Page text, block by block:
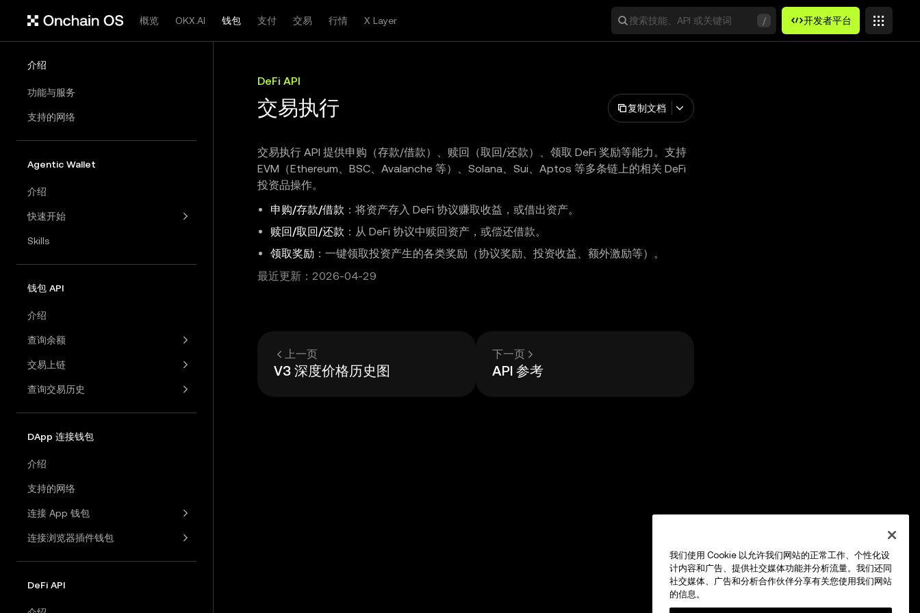
概览 OKX.AI 钱包 支付 交易 行情 X Layer 搜索技能、API 或关键词 / 开发者平台
介绍
功能与服务
支持的网络
Agentic Wallet
介绍
快速开始
Skills
钱包 API
介绍
查询余额
交易上链
查询交易历史
DApp 连接钱包
介绍
支持的网络
连接 App 钱包
连接浏览器插件钱包
DeFi API
DeFi API
交易执行 复制文档
交易执行 API 提供申购（存款/借款）、赎回（取回/还款）、领取 DeFi 奖励等能力。支持
EVM（Ethereum、BSC、Avalanche 等）、Solana、Sui、Aptos 等多条链上的相关 DeFi
投资品操作。
申购/存款/借款 ：将资产存入 DeFi 协议赚取收益，或借出资产。
赎回/取回/还款 ：从 DeFi 协议中赎回资产，或偿还借款。
领取奖励 ：一键领取投资产生的各类奖励（协议奖励、投资收益、额外激励等）。
最近更新：2026-04-29
上一页
V3 深度价格历史图
下一页
API 参考
我们使用 Cookie 以允许我们网站的正常工作、个性化设
计内容和广告、提供社交媒体功能并分析流量。我们还同
社交媒体、广告和分析合作伙伴分享有关您使用我们网站
的信息。